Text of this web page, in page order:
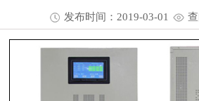
发布时间：2019-03-01